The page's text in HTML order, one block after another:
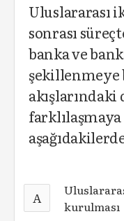
Uluslararası
sonrası
banka ve
şekillenmeye
akışlarındaki
A
kurulması